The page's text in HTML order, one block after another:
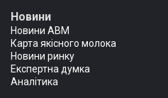
Новини
Новини АВМ
Карта якісного молока
Новини ринку
Експертна думка
Аналітика